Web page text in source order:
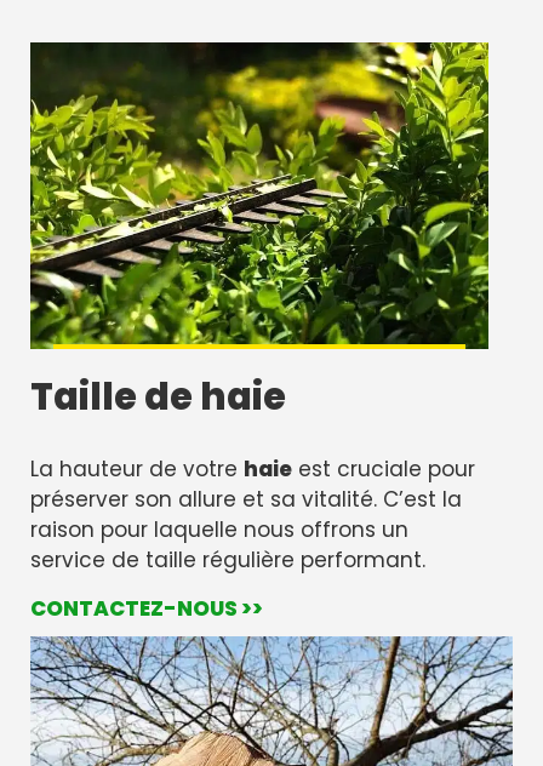
Taille de haie
La hauteur de votre haie est cruciale pour
préserver son allure et sa vitalité. C’est la
raison pour laquelle nous offrons un
service de taille régulière performant.
CONTACTEZ-NOUS >>